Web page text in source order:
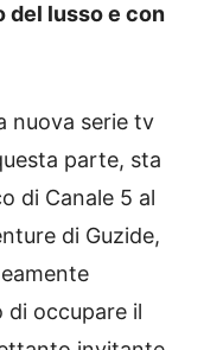
del lusso e con
nuova serie tv
parte, sta
di Canale 5 al
di Guzide,
di occupare il